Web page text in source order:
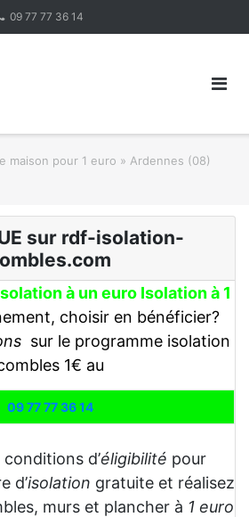
09 77 77 36 14
maison pour 1 euro » Ardennes (08)
sur rdf-isolation-
à un euro Isolation à 1
choisir en bénéficier?
sur le programme isolation
1€ au
09 77 77 36 14
d’éligibilité pour
d’isolation gratuite et réalisez
murs et plancher à 1 euro